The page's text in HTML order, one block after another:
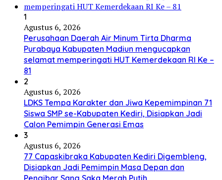
1
Agustus 6, 2026
Perusahaan Daerah Air Minum Tirta Dharma
Purabaya Kabupaten Madiun mengucapkan
selamat memperingati HUT Kemerdekaan RI Ke –
81
2
Agustus 6, 2026
LDKS Tempa Karakter dan Jiwa Kepemimpinan 71
Siswa SMP se-Kabupaten Kediri, Disiapkan Jadi
Calon Pemimpin Generasi Emas
3
Agustus 6, 2026
77 Capaskibraka Kabupaten Kediri Digembleng,
Disiapkan Jadi Pemimpin Masa Depan dan
Pengibar Sang Saka Merah Putih